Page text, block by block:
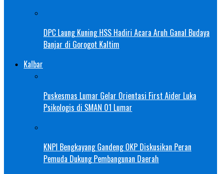
DPC Laung Kuning HSS Hadiri Acara Aruh Ganal Budaya
Banjar di Gorogot Kaltim
Kalbar
Puskesmas Lumar Gelar Orientasi First Aider Luka
Psikologis di SMAN 01 Lumar
KNPI Bengkayang Gandeng OKP Diskusikan Peran
Pemuda Dukung Pembangunan Daerah